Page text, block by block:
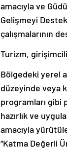
amacıyla ve
Gelişmeyi
çalışmalarının
Turizm,
Bölgedeki yerel
düzeyinde veya
programları
hazırlık ve
amacıyla
“Katma Değerli